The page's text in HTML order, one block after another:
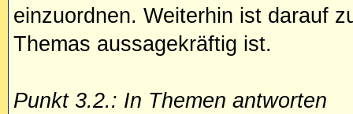
einzuordnen. Weiterhin ist darauf
Themas aussagekräftig ist.
Punkt 3.2.: In Themen antworten